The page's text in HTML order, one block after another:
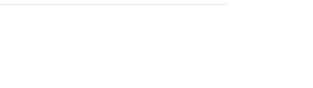
ГРУПА АРОМАТУ